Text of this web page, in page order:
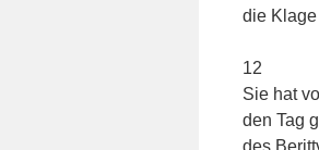
die
12
Sie hat
den Tag
des